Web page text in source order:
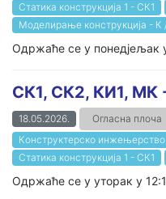
Статика конструкција 1 - СК1
Моделирање конструкција -
Одржаће се у понедјељак
СК1, СК2, КИ1, МК
18.05.2026. Огласна плоча
Конструктерско инжењерство
Статика конструкција 1 - СК1
Одржаће се у уторак у